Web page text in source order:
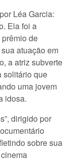
Léa Garcia:
Ela foi a
de
atuação em
a atriz subverte
solitário que
uma jovem
idosa.
dirigido por
sobre sua